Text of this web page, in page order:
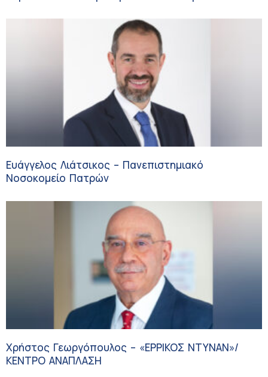
Ευάγγελος Λιάτσικος – Πανεπιστημιακό
Νοσοκομείο Πατρών
Χρήστος Γεωργόπουλος – «ΕΡΡΙΚΟΣ ΝΤΥΝΑΝ»/
ΚΕΝΤΡΟ ΑΝΑΠΛΑΣΗ